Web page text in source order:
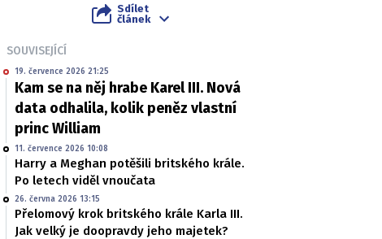
Sdílet
článek
SOUVISEJÍCÍ
19. července 2026 21:25
Kam se na něj hrabe Karel III. Nová
data odhalila, kolik peněz vlastní
princ William
11. července 2026 10:08
Harry a Meghan potěšili britského krále.
Po letech viděl vnoučata
26. června 2026 13:15
Přelomový krok britského krále Karla III.
Jak velký je doopravdy jeho majetek?